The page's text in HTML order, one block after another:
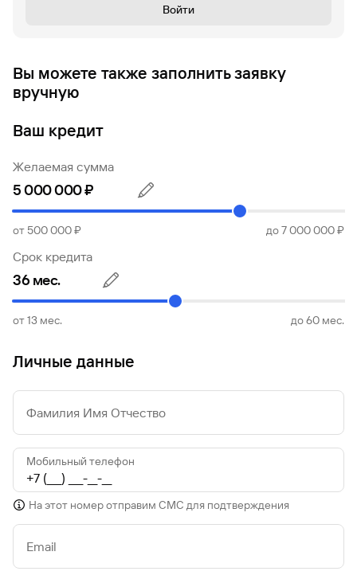
Войти
Вы можете также заполнить заявку
вручную
Ваш кредит
Желаемая сумма
от 500 000₽ до7 000 000₽
Срок кредита
от13 мес. до60 мес.
Личные данные
Фамилия Имя Отчество
Мобильный телефон
На этот номер отправим СМС для подтверждения
Email